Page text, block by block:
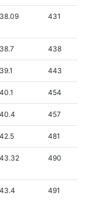
38.09 431
38.7 438
39.1 443
40.1 454
40.4 457
42.5 481
43.32 490
43.4 491